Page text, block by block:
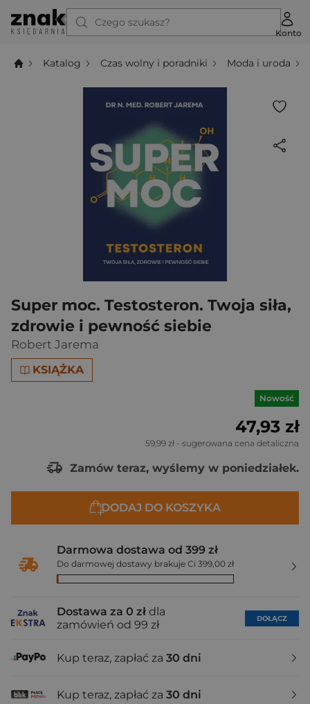
Czego szukasz?
Konto
Katalog Czas wolny i poradniki Moda i uroda
Super moc. Testosteron. Twoja siła,
zdrowie i pewność siebie
Robert Jarema
KSIĄŻKA
Nowość
47,93 zł
59,99 zł - sugerowana cena detaliczna
Zamów teraz, wyślemy w poniedziałek.
DODAJ DO KOSZYKA
Darmowa dostawa od 399 zł
Do darmowej dostawy brakuje Ci 399,00 zł
Dostawa za 0 zł dla
zamówień od 99 zł
DOŁĄCZ
Kup teraz, zapłać za 30 dni
Kup teraz, zapłać za 30 dni